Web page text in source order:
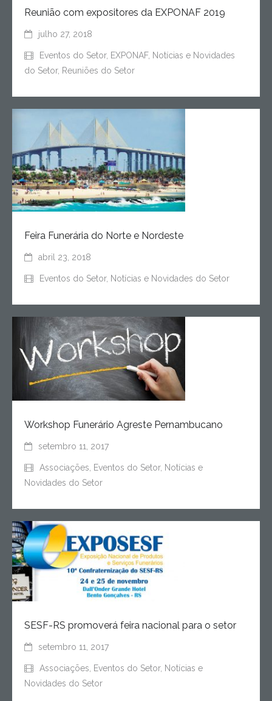
Reunião com expositores da EXPONAF 2019
julho 27, 2018
Eventos do Setor, EXPONAF, Notícias e Novidades
do Setor, Reuniões do Setor
Feira Funerária do Norte e Nordeste
abril 23, 2018
Eventos do Setor, Notícias e Novidades do Setor
Workshop Funerário Agreste Pernambucano
setembro 11, 2017
Associações, Eventos do Setor, Notícias e
Novidades do Setor
SESF-RS promoverá feira nacional para o setor
setembro 11, 2017
Associações, Eventos do Setor, Notícias e
Novidades do Setor